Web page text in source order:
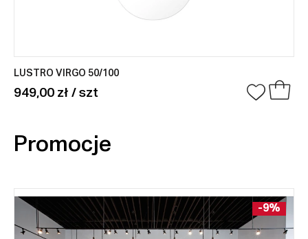
LUSTRO VIRGO 50/100
949,00 zł / szt
Promocje
-9%